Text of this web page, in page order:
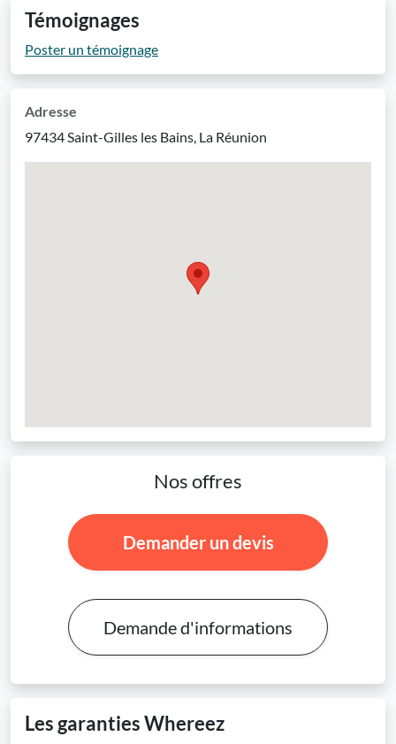
Témoignages
Poster un témoignage
Adresse
97434 Saint-Gilles les Bains, La Réunion
Nos offres
Demander un devis
Demande d'informations
Les garanties Whereez